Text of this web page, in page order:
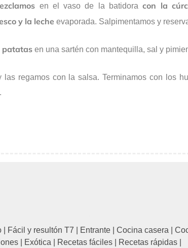
en el vaso de la batidora con la
y la leche evaporada. Salpimentamos y
patatas en una sartén con mantequilla, sal y
las regamos con la salsa. Terminamos con los
Fácil y resultón T7 Entrante Cocina casera
Exótica Recetas fáciles Recetas rápidas